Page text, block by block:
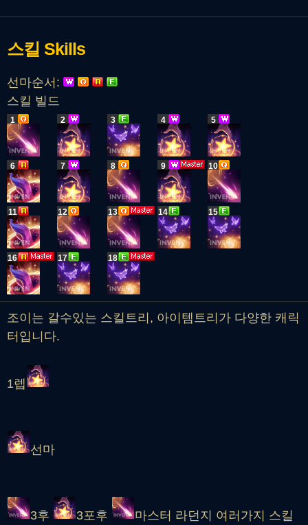
스킬 Skills
선마순서:
스킬 빌드
1 2 3 4 5
6 7 8 9 10
11 12 13 14 15
16 17 18
조이는 갈수있는 스킬트리, 아이템트리가 다양한 캐릭
터입니다.
1렙
선마
3후 3포후
마스터 라던지 여러가지 스킬